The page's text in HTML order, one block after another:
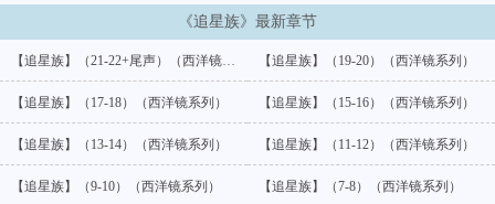
《追星族》最新章节
【追星族】（21-22+尾声）（西洋镜系列） 【追星族】（19-20）（西洋镜系列）
【追星族】（17-18）（西洋镜系列） 【追星族】（15-16）（西洋镜系列）
【追星族】（13-14）（西洋镜系列） 【追星族】（11-12）（西洋镜系列）
【追星族】（9-10）（西洋镜系列） 【追星族】（7-8）（西洋镜系列）